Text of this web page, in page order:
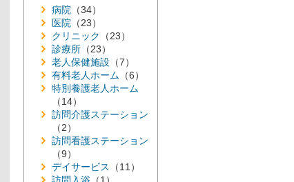
病院 （34）
医院 （23）
クリニック
（23）
診療所 （23）
老人保健施設 （7）
有料老人ホーム （6）
特別養護老人ホーム
（14）
訪問介護ステーション
（2）
訪問看護ステーション
（9）
デイサービス
（11）